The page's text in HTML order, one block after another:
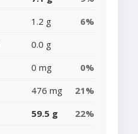
1.2 g
6%
0.0 g
0 mg
0%
476 mg
21%
59.5 g
22%